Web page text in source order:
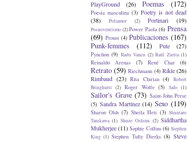
PlayGround (26) Poemas (172)
Poesía masculina (3) Poetry is not dead
(38)
Poliamor (2) Portinari (19)
Posnoventismo (2) Power Paola (6) Prensa
(69) Proust (4) Publicaciones (167)
Punk-femmes
(112) Pute (27)
Pynchon (9) Radu Vancu (2) Raúl Zurita (1)
Reinaldo Arenas (7) René Char (6)
Retrato (59) Riechmann (4) Rikle (26)
Rimbaud (23) Rita Chirian (4)
Robert
Bringhurst (2) Roger Wolfe (5) Safo (1)
Sailor's Grave (73) Saint-John Perse
(5) Sandra Martínez (14) Sexo (119)
Sharon Olds (7) Sheila Heti (3) Shuntaro
Tanikawa (1) Shuzo Oshimi (2) Siddhartha
Mukherjee (11) Sophie Collins (6) Stephen
King (1) Stephen Tully Dierks (8) Steve